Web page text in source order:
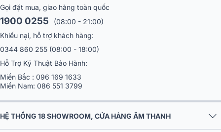
Gọi đặt mua, giao hàng toàn quốc
1900 0255
(08:00 - 21:00)
Khiếu nại, hỗ trợ khách hàng:
0344 860 255 (08:00 - 18:00)
Hỗ Trợ Kỹ Thuật Bảo Hành:
Miền Bắc : 096 169 1633
Miền Nam: 086 551 3799
HỆ THỐNG 18 SHOWROOM, CỬA HÀNG ÂM THANH